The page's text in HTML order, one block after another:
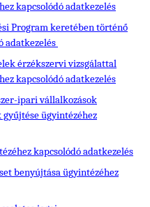
kapcsolódó adatkezelés
Program keretében történő
adatkezelés
érzékszervi vizsgálattal
kapcsolódó adatkezelés
ipari vállalkozások
ügyintézéhez
kapcsolódó adatkezelés
benyújtása ügyintézéhez